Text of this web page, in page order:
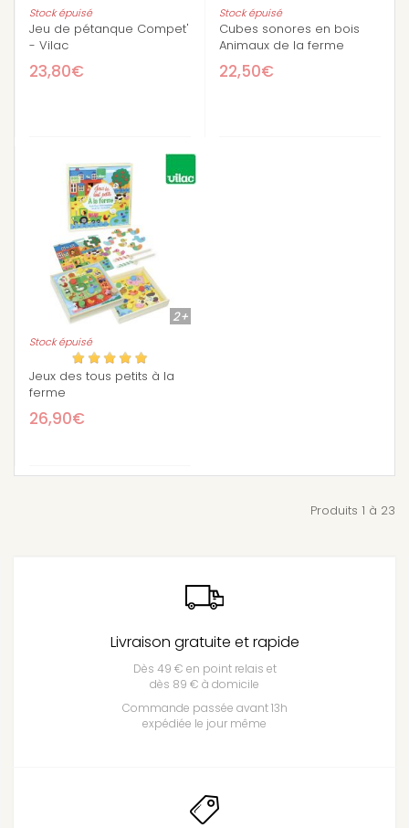
Stock épuisé
Jeu de pétanque Compet'
- Vilac
23,80€
Stock épuisé
Cubes sonores en bois
Animaux de la ferme
22,50€
2+
Stock épuisé
Jeux des tous petits à la
ferme
26,90€
Produits 1 à 23
Livraison gratuite et rapide
Dès 49 € en point relais et
dès 89 € à domicile
Commande passée avant 13h
expédiée le jour même